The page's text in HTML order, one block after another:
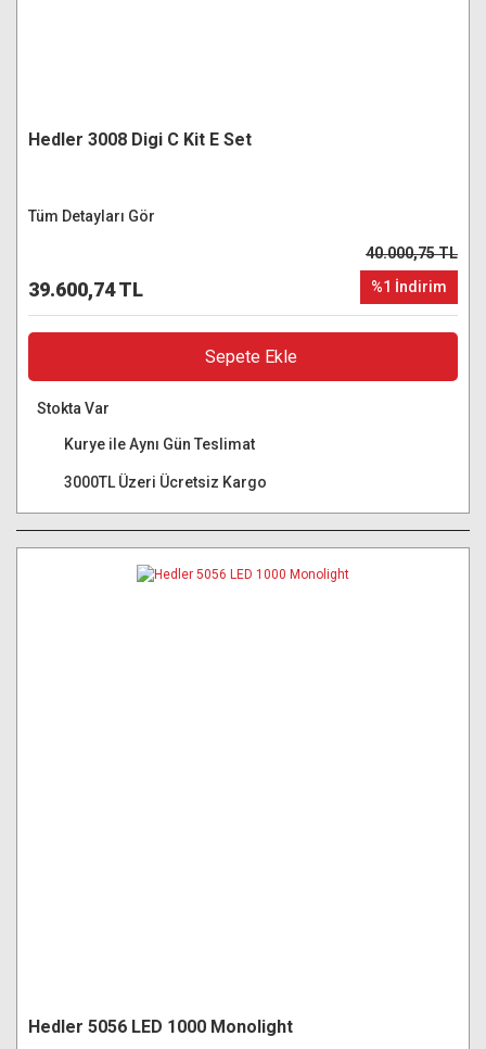
Hedler 3008 Digi C Kit E Set
Tüm Detayları Gör
39.600,74 TL
40.000,75 TL
%1 İndirim
Sepete Ekle
Stokta Var
Kurye ile Aynı Gün Teslimat
3000TL Üzeri Ücretsiz Kargo
Hedler 5056 LED 1000 Monolight